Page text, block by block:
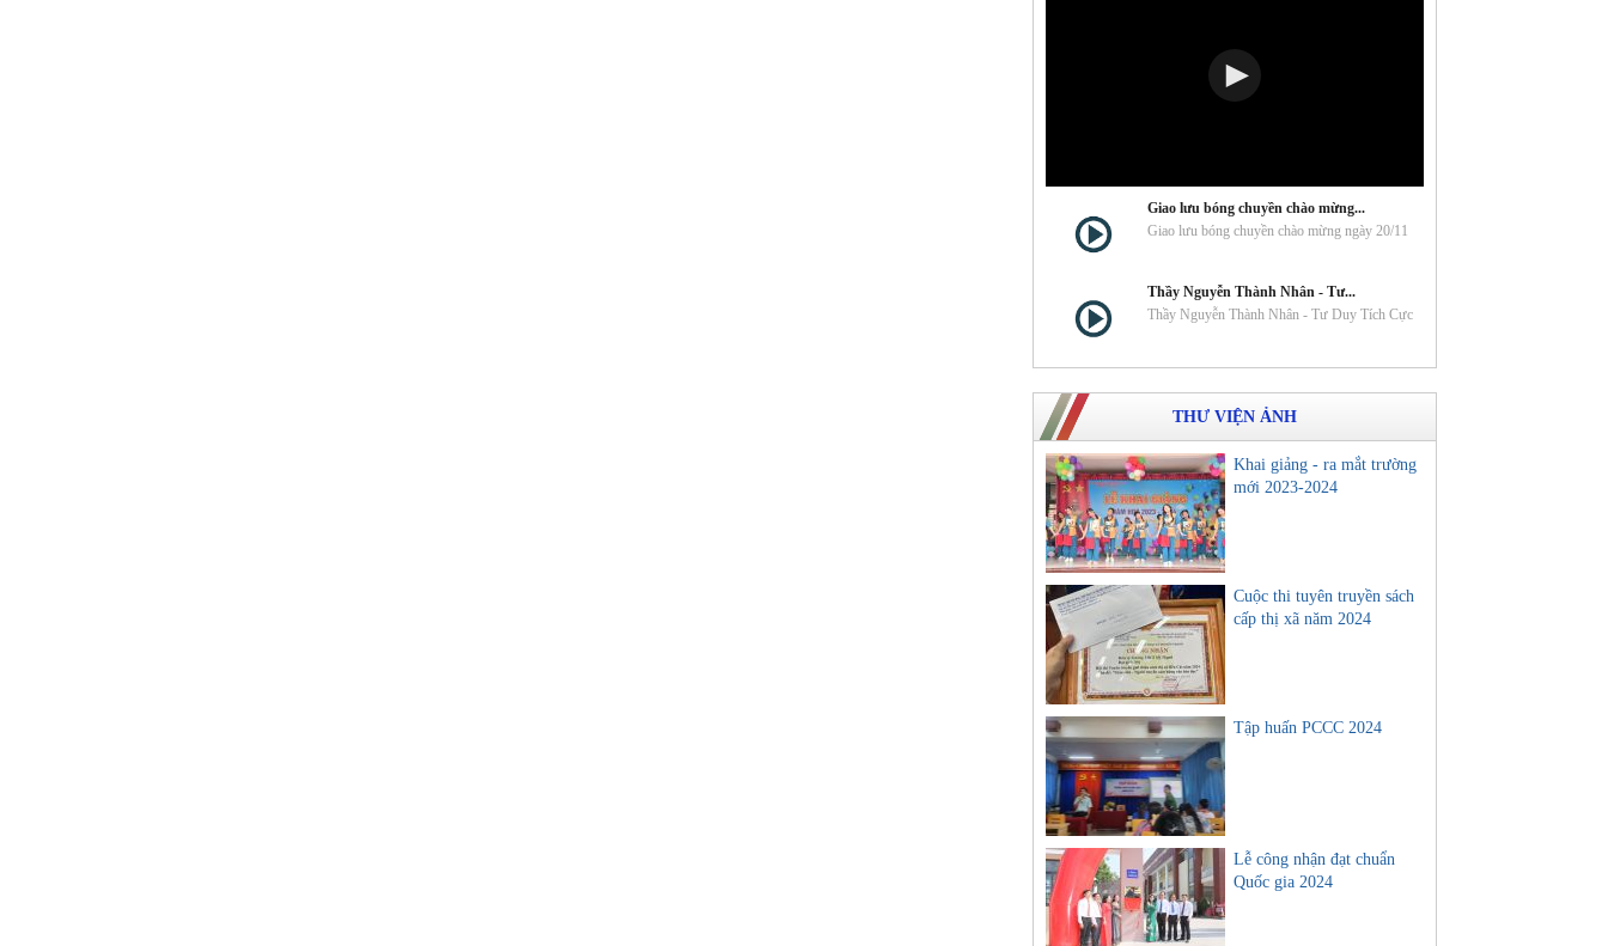
Giao lưu bóng chuyền chào mừng...
Giao lưu bóng chuyền chào mừng ngày 20/11
Thầy Nguyễn Thành Nhân - Tư...
Thầy Nguyễn Thành Nhân - Tư Duy Tích Cực
THƯ VIỆN ẢNH
Khai giảng - ra mắt trường
mới 2023-2024
Cuộc thi tuyên truyền sách
cấp thị xã năm 2024
Tập huấn PCCC 2024
Lễ công nhận đạt chuẩn
Quốc gia 2024